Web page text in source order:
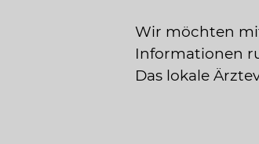
Wir möchten
Informationen
Das lokale